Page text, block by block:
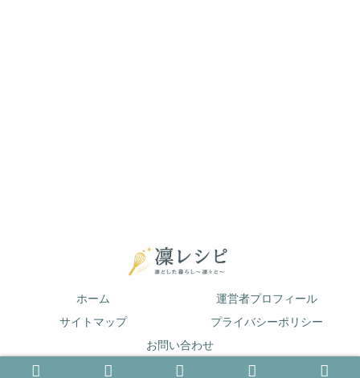
ホーム
運営者プロフィール
サイトマップ
プライバシーポリシー
お問い合わせ
© 2019 凛とした暮らし〜凛々と〜.